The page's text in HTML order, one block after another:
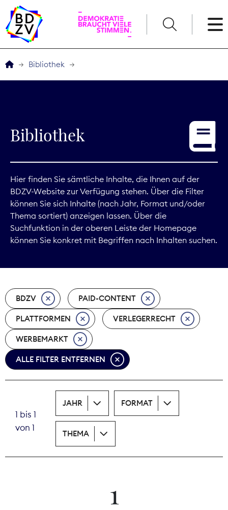
Service
Digitales
Kommunikation
Marktdaten
Nachhaltigkeit
Nachwuchs
Nova Award
Print
Wächterpreis
Bibliothek
Bibliothek
Hier finden Sie sämtliche Inhalte, die Ihnen auf der
BDZV-Website zur Verfügung stehen. Über die Filter
können Sie sich Inhalte (nach Jahr, Format und/oder
Thema sortiert) anzeigen lassen. Über die
Suchfunktion in der oberen Leiste der Homepage
können Sie konkret mit Begriffen nach Inhalten suchen.
BDZV PAID-CONTENT
PLATTFORMEN VERLEGERRECHT
WERBEMARKT
ALLE FILTER ENTFERNEN
1 bis 1
von 1
JAHR FORMAT
THEMA
1